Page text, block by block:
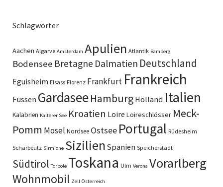
Schlagwörter
Aachen Algarve Amsterdam Apulien Atlantik Bamberg
Bodensee Bretagne Dalmatien Deutschland
Eguisheim Elsass Florenz Frankfurt Frankreich
Füssen GardaseeHamburg Holland Italien
Kalabrien Kalterer See Kroatien Loire Loireschlösser Meck-
Pomm Mosel Nordsee Ostsee Portugal Rüdesheim
Scharbeutz Sirmione Sizilien Spanien Speicherstadt
Südtirol Torbole Toskana Ulm Verona Vorarlberg
Wohnmobil Zell Österreich